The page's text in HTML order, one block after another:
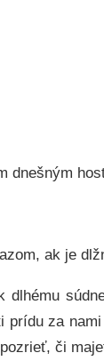
dnešným
ak je
za
či